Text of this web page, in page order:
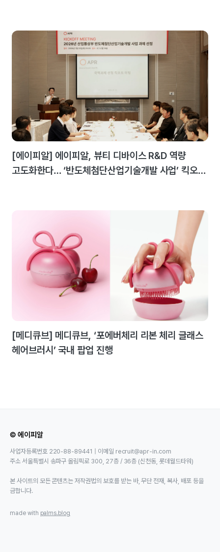
[에이피알] 에이피알, 뷰티 디바이스 R&D 역량
고도화한다… ‘반도체첨단산업기술개발 사업’ 킥오프
[메디큐브] 메디큐브, ‘포에버체리 리본 체리 글래스
헤어브러시’ 국내 팝업 진행
© 에이피알
사업자등록번호 220-88-89441 | 이메일 recruit@apr-in.com
주소 서울특별시 송파구 올림픽로 300, 27층 / 36층 (신천동, 롯데월드타워)
본 사이트의 모든 콘텐츠는 저작권법의 보호를 받는 바, 무단 전재, 복사, 배포 등을
금합니다.
made with palms.blog